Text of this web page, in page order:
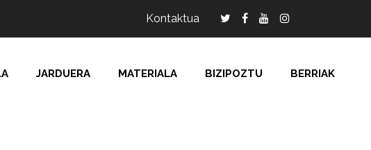
Kontaktua
JARDUERA MATERIALA BIZIPOZTU BERRIAK